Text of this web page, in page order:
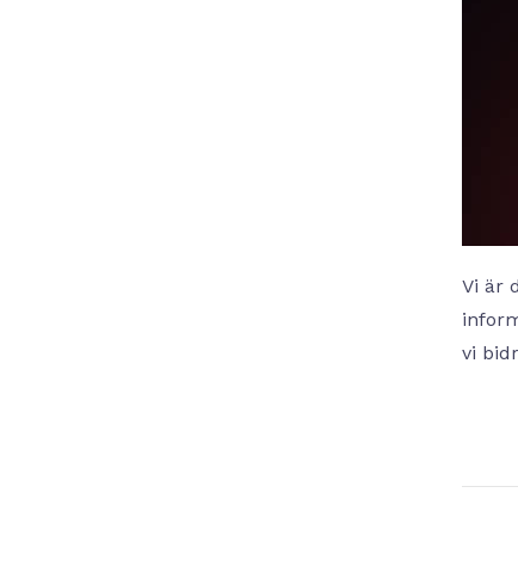
Vi är
vi